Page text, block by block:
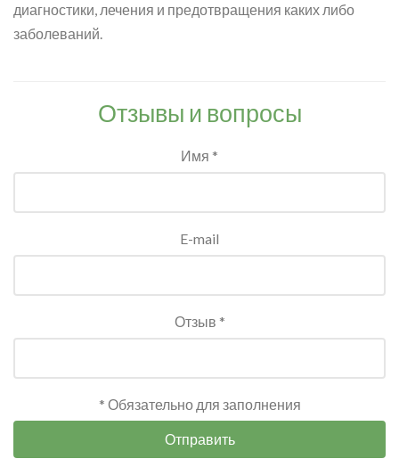
диагностики, лечения и предотвращения каких либо
заболеваний.
Отзывы и вопросы
Имя *
E-mail
Отзыв *
* Обязательно для заполнения
Отправить